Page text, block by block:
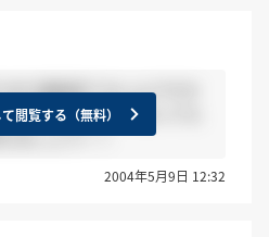
だ連絡来てないんですか
ルで連絡するって言ってた
ましょう！！
閲覧する（無料）
2004年5月9日 12:32